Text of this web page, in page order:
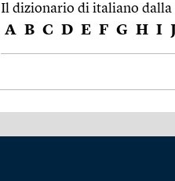
Il dizionario di italiano dalla
A B C D E F G H I J